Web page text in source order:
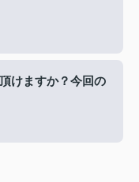
けますか？今回の